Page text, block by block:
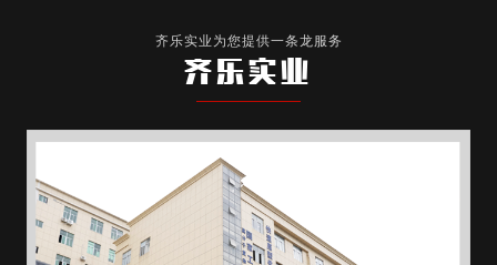
齐乐实业为您提供一条龙服务
齐乐实业